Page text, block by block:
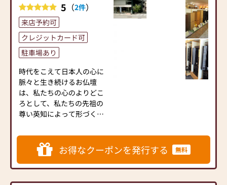
◆取扱商品◆
【金仏壇】 伝統的工芸品
「名古屋仏壇」(自社製)～名
古屋壇／京型仏壇など
【唐木仏壇】 徳島製総無
垢オリジナル仏壇～本黒檀
／本紫檀／紫檀／本欅／な
ど
【家具調仏壇】 リビング
にもぴったりなデザインの
り高級品まで多種多数
※お仏壇のお洗濯やクリー
ニング・修理・修復も得意
壇、仏具、墓石まで幅広く
取り扱い、お客様のご供養
のかたちに寄り添ったご提
案を行っております。五代
目社長の山田宗宏のもと、
し、安心してご相談いただ
ける体制を整えています。
本店には名古屋仏壇商工協
同組合や東海優良仏壇振興
会の事務所も併設されてお
担っています。位牌彫刻を
自社で行うほか、設置まで
丁寧に対応し、長く安心し
てお使いいただける品質を
お届けしています。
5 （2件）
来店予約可
クレジットカード可
駐車場あり
時代をこえて日本人の心に
脈々と生き続けるお仏壇
は、私たちの心のよりどこ
ろとして、私たちの先祖の
尊い英知によって形づくら
す。
磨きぬかれた伝統技術をま
もり、向上させ厳選された
特選品を次の世代に伝え残
お得なクーポンを発行する 無料